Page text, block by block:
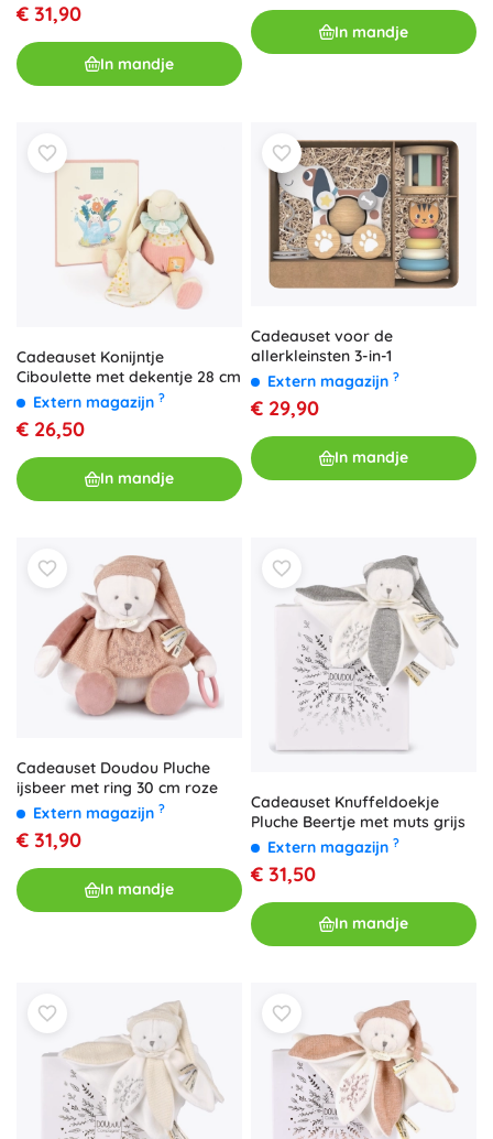
€ 31,90
In mandje
In mandje
Cadeauset Konijntje
Ciboulette met dekentje 28 cm
Extern magazijn ?
€ 26,50
In mandje
Cadeauset voor de
allerkleinsten 3-in-1
Extern magazijn ?
€ 29,90
In mandje
Cadeauset Doudou Pluche
ijsbeer met ring 30 cm roze
Extern magazijn ?
€ 31,90
In mandje
Cadeauset Knuffeldoekje
Pluche Beertje met muts grijs
Extern magazijn ?
€ 31,50
In mandje